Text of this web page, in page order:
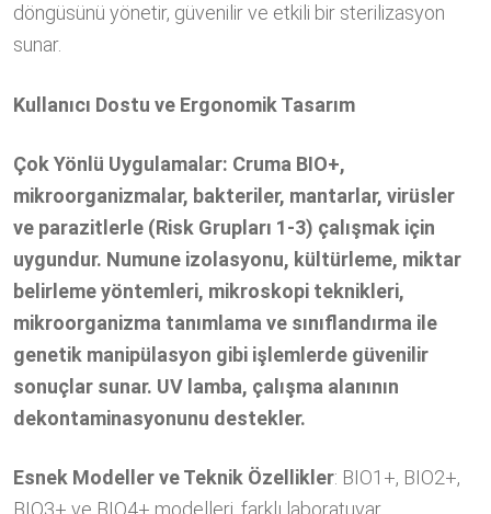
döngüsünü yönetir, güvenilir ve etkili bir sterilizasyon
sunar.
Kullanıcı Dostu ve Ergonomik Tasarım
Çok Yönlü Uygulamalar: Cruma BIO+,
mikroorganizmalar, bakteriler, mantarlar, virüsler
ve parazitlerle (Risk Grupları 1-3) çalışmak için
uygundur. Numune izolasyonu, kültürleme, miktar
belirleme yöntemleri, mikroskopi teknikleri,
mikroorganizma tanımlama ve sınıflandırma ile
genetik manipülasyon gibi işlemlerde güvenilir
sonuçlar sunar. UV lamba, çalışma alanının
dekontaminasyonunu destekler.
Esnek Modeller ve Teknik Özellikler: BIO1+, BIO2+,